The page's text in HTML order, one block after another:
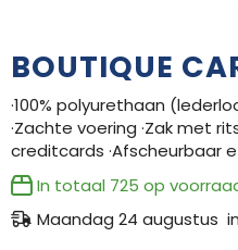
Bodywarmers
Broeken en Rokken
Caps, Hoeden en
Dekens, Fleecedekens
BOUTIQUE
·100% polyurethaan
·Zachte voering ·Zak met
creditcards ·Afscheurbaar
In totaal 725 op
Maandag 24 augustus